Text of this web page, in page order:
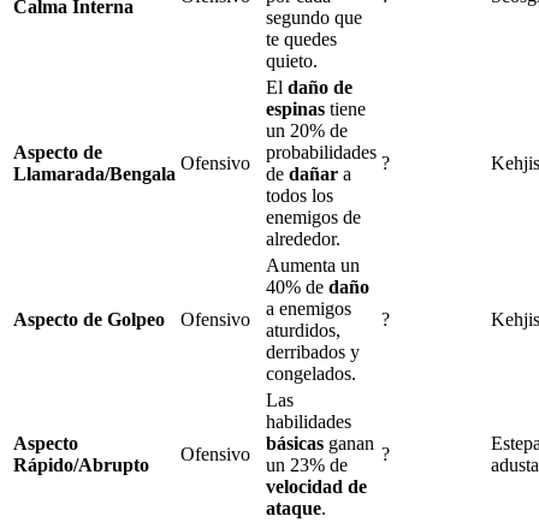
Calma Interna
segundo que
te quedes
quieto.
Aspecto de
Llamarada/Bengala
Ofensivo
El daño de
espinas tiene
un 20% de
probabilidades
de dañar a
todos los
enemigos de
alrededor.
?
Aspecto de Golpeo Ofensivo
Aumenta un
40% de daño
a enemigos
aturdidos,
derribados y
congelados.
?
Aspecto
Rápido/Abrupto
Ofensivo
Las
habilidades
básicas ganan
un 23% de
velocidad de
ataque.
?